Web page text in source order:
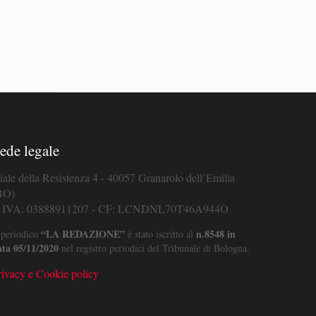
legale
della Resistenza 4 - 40057 Granarolo dell’Emilia
IVA: 03888911207 - CF: LCNDNL70T46A944O
“LA REDAZIONE”è stato iscritto al n.8548 in
05/11/2020nel registro periodici del Tribunale di Bologna.
e Cookie policy